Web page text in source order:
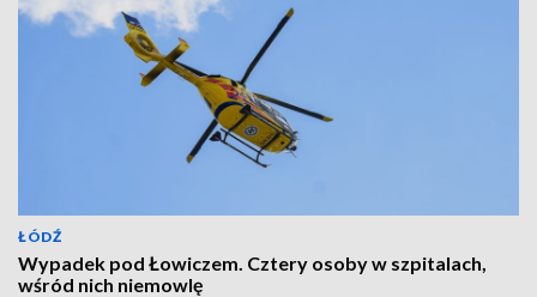
ŁÓDŹ
Wypadek pod Łowiczem. Cztery osoby w szpitalach,
wśród nich niemowlę